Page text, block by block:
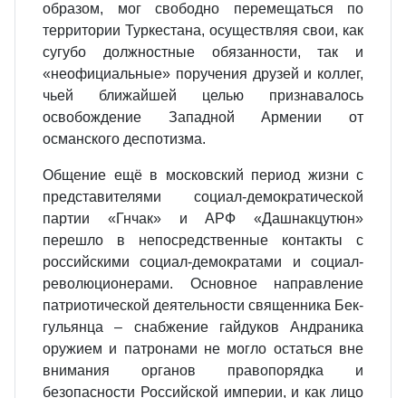
образом, мог свободно перемещаться по
территории Туркестана, осуществляя свои, как
сугубо должностные обязанности, так и
«неофициальные» поручения друзей и коллег,
чьей ближайшей целью признавалось
освобождение Западной Армении от
османского деспотизма.
Общение ещё в московский период жизни с
представителями социал-демократической
партии «Гнчак» и АРФ «Дашнакцутюн»
перешло в непосредственные контакты с
российскими социал-демократами и социал-
революционерами. Основное направление
патриотической деятельности священника Бек-
гульянца – снабжение гайдуков Андраника
оружием и патронами не могло остаться вне
внимания органов правопорядка и
безопасности Российской империи, и как лицо